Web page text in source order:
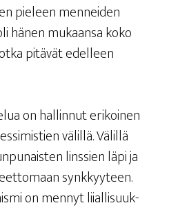
pie­leen men­nei­den
hänen mukaan­sa koko
pitä­vät edel­leen
on hal­lin­nut eri­koi­nen
välil­lä. Välil­lä
lins­sien läpi ja
synk­kyy­teen.
on men­nyt lii­al­li­suuk­